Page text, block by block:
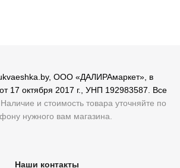
ООО «ДАЛИРАмаркет», в
17 октября 2017 г., УНП 192983587. Все
Наличие и стоимость товара уточняйте по
нужного вам магазина.
Наши контакты